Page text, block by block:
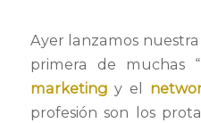
Ayer lanzamos nuestra
primera de muchas
marketing y el
profesión son los